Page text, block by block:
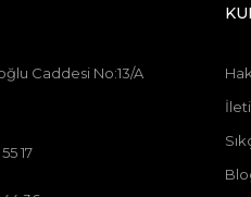
Caddesi No:13/A
17